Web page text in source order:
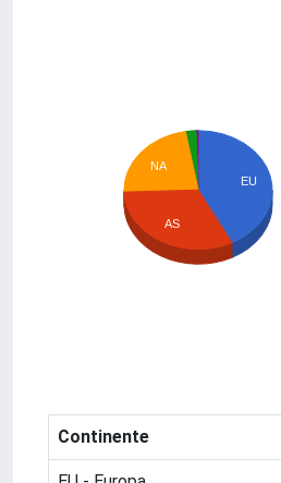
EU
NA
AS
Continente